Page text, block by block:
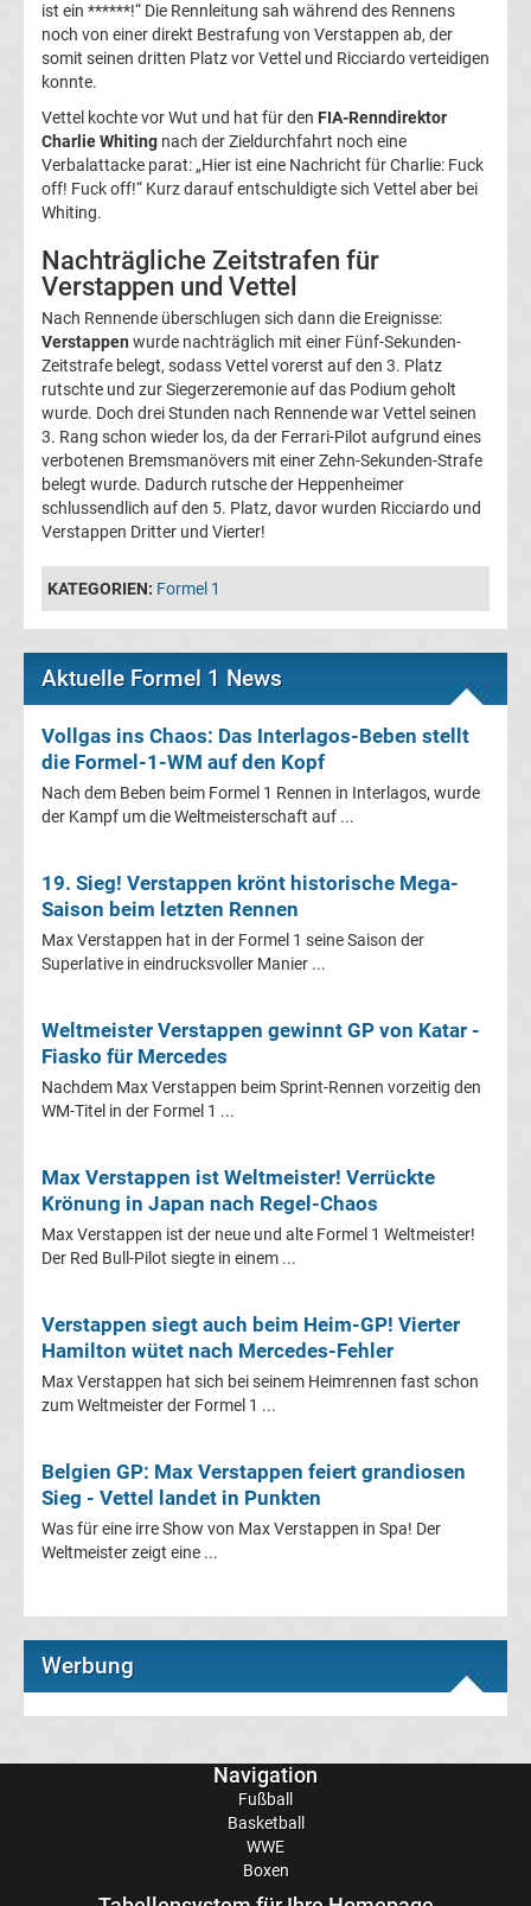
Tabelle
Pokal
Ergebnisse
Champions
League
Tabelle
Champions
League
Ergebnisse
Europa
League
Tabelle
Europa
Ergebnisse
League
Erg.
League
Tabelle
Formel
1
Transfergerüchte
ist ein ******!“ Die Rennleitung sah während des Rennens
noch von einer direkt Bestrafung von Verstappen ab, der
somit seinen dritten Platz vor Vettel und Ricciardo verteidigen
konnte.
Vettel kochte vor Wut und hat für den FIA-Renndirektor
Charlie Whiting nach der Zieldurchfahrt noch eine
Verbalattacke parat: „Hier ist eine Nachricht für Charlie: Fuck
off! Fuck off!“ Kurz darauf entschuldigte sich Vettel aber bei
Whiting.
Nachträgliche Zeitstrafen für
Verstappen und Vettel
Nach Rennende überschlugen sich dann die Ereignisse:
Verstappen wurde nachträglich mit einer Fünf-Sekunden-
Zeitstrafe belegt, sodass Vettel vorerst auf den 3. Platz
rutschte und zur Siegerzeremonie auf das Podium geholt
wurde. Doch drei Stunden nach Rennende war Vettel seinen
3. Rang schon wieder los, da der Ferrari-Pilot aufgrund eines
verbotenen Bremsmanövers mit einer Zehn-Sekunden-Strafe
belegt wurde. Dadurch rutsche der Heppenheimer
schlussendlich auf den 5. Platz, davor wurden Ricciardo und
Verstappen Dritter und Vierter!
KATEGORIEN: Formel 1
Aktuelle Formel 1 News
Vollgas ins Chaos: Das Interlagos-Beben stellt
die Formel-1-WM auf den Kopf
Nach dem Beben beim Formel 1 Rennen in Interlagos, wurde
der Kampf um die Weltmeisterschaft auf ...
19. Sieg! Verstappen krönt historische Mega-
Saison beim letzten Rennen
Max Verstappen hat in der Formel 1 seine Saison der
Superlative in eindrucksvoller Manier ...
Weltmeister Verstappen gewinnt GP von Katar -
Fiasko für Mercedes
Nachdem Max Verstappen beim Sprint-Rennen vorzeitig den
WM-Titel in der Formel 1 ...
Max Verstappen ist Weltmeister! Verrückte
Krönung in Japan nach Regel-Chaos
Max Verstappen ist der neue und alte Formel 1 Weltmeister!
Der Red Bull-Pilot siegte in einem ...
Verstappen siegt auch beim Heim-GP! Vierter
Hamilton wütet nach Mercedes-Fehler
Max Verstappen hat sich bei seinem Heimrennen fast schon
zum Weltmeister der Formel 1 ...
Belgien GP: Max Verstappen feiert grandiosen
Sieg - Vettel landet in Punkten
Was für eine irre Show von Max Verstappen in Spa! Der
Weltmeister zeigt eine ...
Werbung
Navigation
Fußball
Basketball
WWE
Boxen